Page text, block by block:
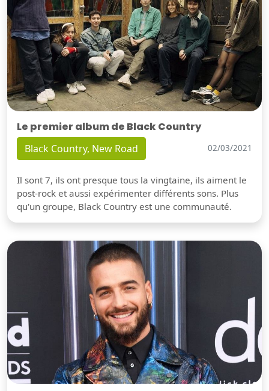
Le premier album de Black Country
Black Country, New Road 02/03/2021
Il sont 7, ils ont presque tous la vingtaine, ils aiment le
post-rock et aussi expérimenter différents sons. Plus
qu'un groupe, Black Country est une communauté.